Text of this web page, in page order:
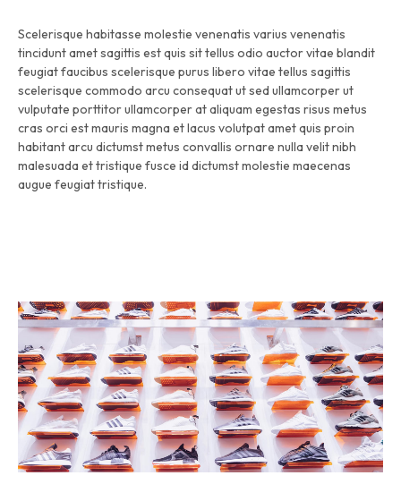
Scelerisque habitasse molestie venenatis varius venenatis
tincidunt amet sagittis est quis sit tellus odio auctor vitae blandit
feugiat faucibus scelerisque purus libero vitae tellus sagittis
scelerisque commodo arcu consequat ut sed ullamcorper ut
vulputate porttitor ullamcorper at aliquam egestas risus metus
cras orci est mauris magna et lacus volutpat amet quis proin
habitant arcu dictumst metus convallis ornare nulla velit nibh
malesuada et tristique fusce id dictumst molestie maecenas
augue feugiat tristique.